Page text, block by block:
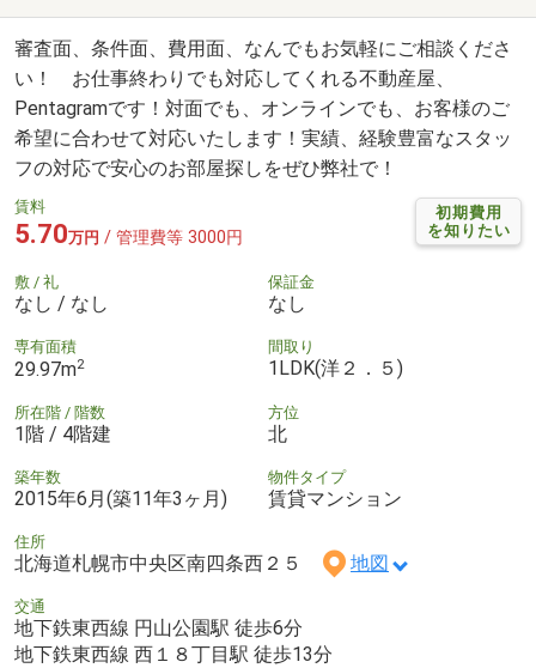
審査面、条件面、費用面、なんでもお気軽にご相談くださ
い！ お仕事終わりでも対応してくれる不動産屋、
Pentagramです！対面でも、オンラインでも、お客様のご
希望に合わせて対応いたします！実績、経験豊富なスタッ
フの対応で安心のお部屋探しをぜひ弊社で！
初期費用
を知りたい
賃料
5.70万円 / 管理費等 3000円
敷 / 礼
なし / なし
保証金
なし
専有面積
29.97m2
間取り
1LDK(洋２．５)
所在階 / 階数
1階 / 4階建
方位
北
築年数
2015年6月(築11年3ヶ月)
物件タイプ
賃貸マンション
住所
北海道札幌市中央区南四条西２５ 地図
交通
地下鉄東西線 円山公園駅 徒歩6分
地下鉄東西線 西１８丁目駅 徒歩13分